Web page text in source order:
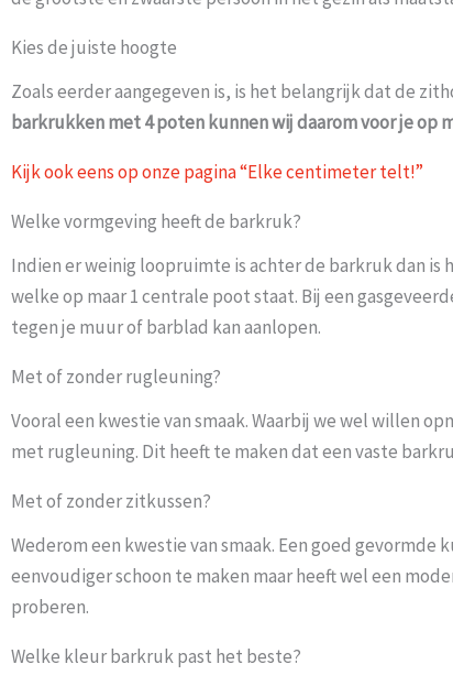
Kies de juiste hoogte
Zoals eerder aangegeven is, is het belangrijk dat de
barkrukken met 4 poten kunnen wij daarom voor je op
Kijk ook eens op onze pagina “Elke centimeter telt!”
Welke vormgeving heeft de barkruk?
Indien er weinig loopruimte is achter de barkruk dan
welke op maar 1 centrale poot staat. Bij een
tegen je muur of barblad kan aanlopen.
Met of zonder rugleuning?
Vooral een kwestie van smaak. Waarbij we wel willen
met rugleuning. Dit heeft te maken dat een vaste
Met of zonder zitkussen?
Wederom een kwestie van smaak. Een goed
eenvoudiger schoon te maken maar heeft wel een
proberen.
Welke kleur barkruk past het beste?